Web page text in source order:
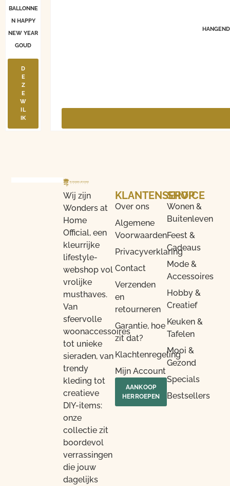
BALLONNE
N HAPPY
NEW YEAR
GOUD
D
E
Z
E
W
IL
IK
Wij zijn
Wonders at
Home
Official, een
kleurrijke
lifestyle-
webshop vol
vrolijke
musthaves.
Van
sfeervolle
woonaccessoires
tot unieke
sieraden, van
trendy
kleding tot
creatieve
DIY-items:
onze
collectie zit
boordevol
verrassingen
die jouw
dagelijks
SHOP
Wonen &
Buitenleven
Feest &
Cadeaus
Mode &
Accessoires
Hobby &
Creatief
Keuken &
Tafelen
Mooi &
Gezond
Specials
Bestsellers
KLANTENSERVICE
Over ons
Algemene
Voorwaarden
Privacyverklaring
Contact
Verzenden
en
retourneren
Garantie, hoe
zit dat?
Klachtenregeling
Mijn Account
AANKOOP
HERROEPEN